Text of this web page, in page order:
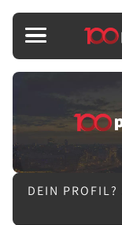
DEIN PROFIL?